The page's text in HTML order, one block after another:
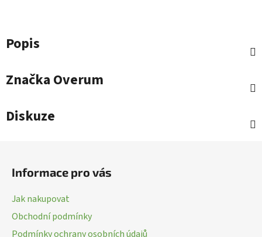
Popis
Značka Overum
Diskuze
Informace pro vás
Jak nakupovat
Obchodní podmínky
Podmínky ochrany osobních údajů